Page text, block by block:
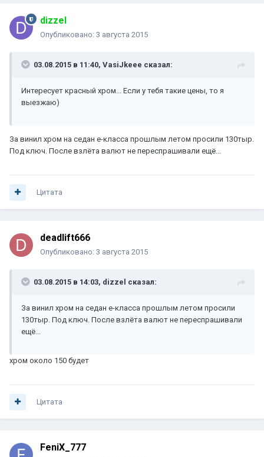
dizzel
Опубликовано: 3 августа 2015
03.08.2015 в 11:40, VasiJkeee сказал:
Интересует красный хром... Если у тебя такие цены, то я
выезжаю)
За винил хром на седан е-класса прошлым летом просили 130тыр.
Под ключ. После взлёта валют не переспрашивали ещё...
Цитата
deadlift666
Опубликовано: 3 августа 2015
03.08.2015 в 14:03, dizzel сказал:
За винил хром на седан е-класса прошлым летом просили
130тыр. Под ключ. После взлёта валют не переспрашивали
ещё...
хром около 150 будет
Цитата
FeniX_777